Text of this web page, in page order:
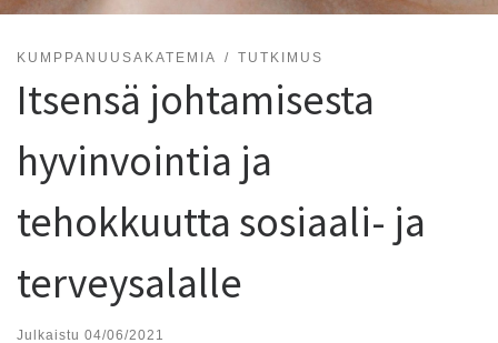
KUMPPANUUSAKATEMIA TUTKIMUS
Itsensä johtamisesta
hyvinvointia ja
tehokkuutta sosiaali- ja
terveysalalle
Julkaistu 04/06/2021